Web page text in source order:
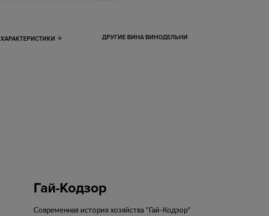
ХАРАКТЕРИСТИКИ ДРУГИЕ ВИНА ВИНОДЕЛЬНИ
Гай-Кодзор
Современная история хозяйства "Гай-Кодзор"